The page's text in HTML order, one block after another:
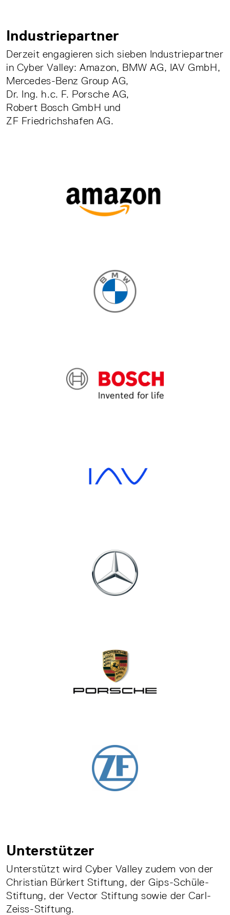
Industriepartner
Derzeit engagieren sich sieben Industriepartner
in Cyber Valley: Amazon, BMW AG, IAV GmbH,
Mercedes-Benz Group AG,
Dr. Ing. h.c. F. Porsche AG,
Robert Bosch GmbH und
ZF Friedrichshafen AG.
Unterstützer
Unterstützt wird Cyber Valley zudem von der
Christian Bürkert Stiftung, der Gips-Schüle-
Stiftung, der Vector Stiftung sowie der Carl-
Zeiss-Stiftung.